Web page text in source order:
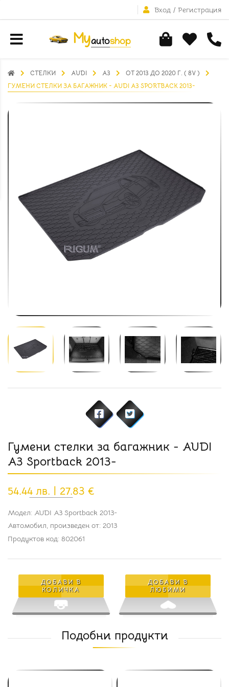
Вход / Регистрация
СТЕЛКИ AUDI A3
ОТ 2013 ДО 2020 Г. ( 8V )
ГУМЕНИ СТЕЛКИ ЗА БАГАЖНИК - AUDI A3 SPORTBACK 2013-
Гумени стелки за багажник - AUDI
A3 Sportback 2013-
54.44 лв. | 27.83 €
Модел: AUDI A3 Sportback 2013-
Автомобил, произведен от: 2013
Продуктов код: 802061
ДОБАВИ В
КОЛИЧКА
ДОБАВИ В
ЛЮБИМИ
Подобни продукти